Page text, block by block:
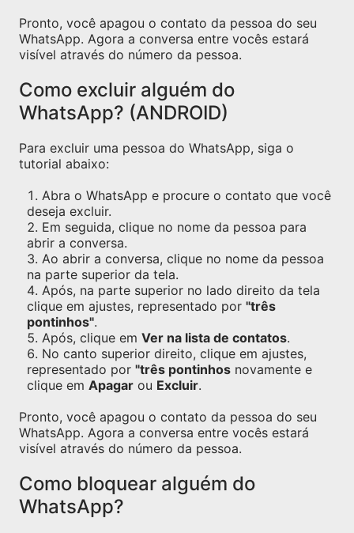
Pronto, você apagou o contato da pessoa do seu
WhatsApp. Agora a conversa entre vocês estará
visível através do número da pessoa.
Como excluir alguém do
WhatsApp? (ANDROID)
Para excluir uma pessoa do WhatsApp, siga o
tutorial abaixo:
Abra o WhatsApp e procure o contato que você
deseja excluir.
Em seguida, clique no nome da pessoa para
abrir a conversa.
Ao abrir a conversa, clique no nome da pessoa
na parte superior da tela.
Após, na parte superior no lado direito da tela
clique em ajustes, representado por "três
pontinhos".
Após, clique em Ver na lista de contatos.
No canto superior direito, clique em ajustes,
representado por "três pontinhos novamente e
clique em Apagar ou Excluir.
Pronto, você apagou o contato da pessoa do seu
WhatsApp. Agora a conversa entre vocês estará
visível através do número da pessoa.
Como bloquear alguém do
WhatsApp?